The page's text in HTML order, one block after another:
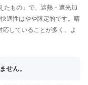
たもの」で、遮熱・遮光加
適性はやや限定的です。晴
していることが多く、よ
せん。